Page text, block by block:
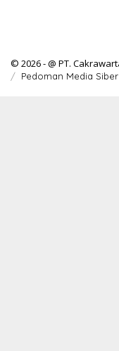
© 2026 - @ PT.
Pedoman Media Siber